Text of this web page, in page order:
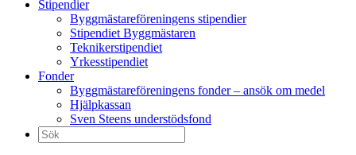
Stipendier
Byggmästareföreningens stipendier
Stipendiet Byggmästaren
Teknikerstipendiet
Yrkesstipendiet
Fonder
Byggmästareföreningens fonder – ansök om medel
Hjälpkassan
Sven Steens understödsfond
Sök
efter: